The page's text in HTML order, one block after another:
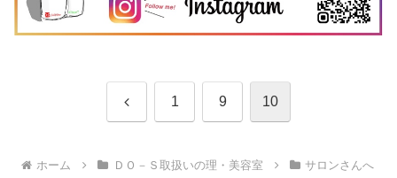
前 1 9 10
ホーム ＤＯ－Ｓ取扱いの理・美容室
サロンさんへ